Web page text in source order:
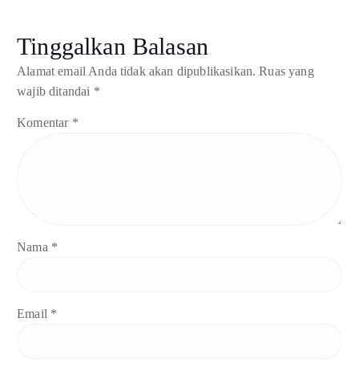
Tinggalkan Balasan
Alamat email Anda tidak akan dipublikasikan. Ruas yang
wajib ditandai *
Komentar *
Nama *
Email *